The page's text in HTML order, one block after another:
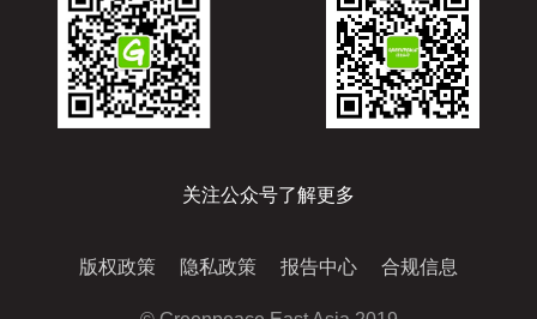
关注公众号了解更多
版权政策 隐私政策 报告中心 合规信息